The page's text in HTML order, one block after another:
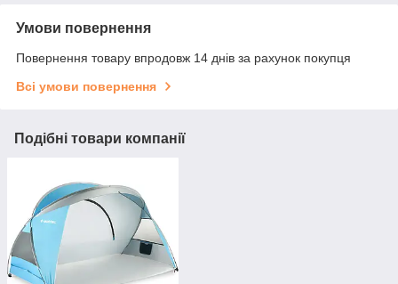
Умови повернення
Повернення товару впродовж 14 днів за рахунок покупця
Всі умови повернення
Подібні товари компанії